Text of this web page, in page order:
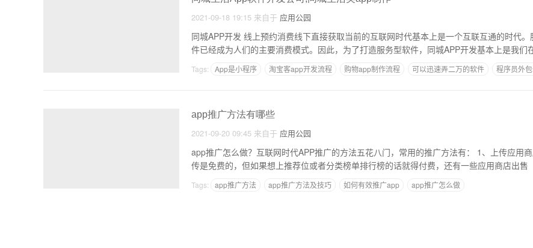
2021-09-18 19:15 来自于 应用公园
同城APP开发 线上预约消费线下直接获取当前的互联网时代基本上是一个互联互通的时代
件已经成为人们的主要消费模式。因此，为了打造服务型软件，同城APP开发基本上是我们
Tags: App是小程序 淘宝客app开发流程 购物app制作流程 可以迅速弄二万的软件
程序员外
app推广方法有哪些
2021-09-20 09:45 来自于 应用公园
app推广怎么做？互联网时代APP推广的方法五花八门，常用的推广方法有： 1、上传应用商店，单纯的API包上
传是免费的，但如果想上推荐位或者分类榜单排行榜的话就得付费，还有一些应用商店出售
Tags: app推广方法 app推广方法及技巧 如何有效推广app app推广怎么做